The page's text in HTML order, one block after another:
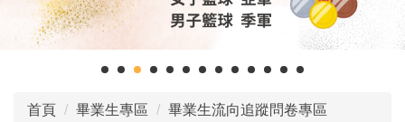
首頁 畢業生專區
畢業生流向追蹤問卷專區